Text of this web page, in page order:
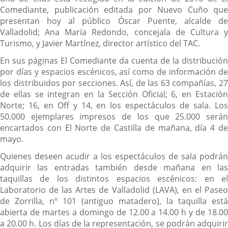
Comediante, publicación editada por Nuevo Cuño que
presentan hoy al público Óscar Puente, alcalde de
Valladolid; Ana María Redondo, concejala de Cultura y
Turismo, y Javier Martínez, director artístico del TAC.
En sus páginas El Comediante da cuenta de la distribución
por días y espacios escénicos, así como de información de
los distribuidos por secciones. Así, de las 63 compañías, 27
de ellas se integran en la Sección Oficial; 6, en Estación
Norte; 16, en Off y 14, en los espectáculos de sala. Los
50.000 ejemplares impresos de los que 25.000 serán
encartados con El Norte de Castilla de mañana, día 4 de
mayo.
Quienes deseen acudir a los espectáculos de sala podrán
adquirir las entradas también desde mañana en las
taquillas de los distintos espacios escénicos: en el
Laboratorio de las Artes de Valladolid (LAVA), en el Paseo
de Zorrilla, nº 101 (antiguo matadero), la taquilla está
abierta de martes a domingo de 12.00 a 14.00 h y de 18.00
a 20.00 h. Los días de la representación, se podrán adquirir